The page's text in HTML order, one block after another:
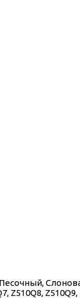
Z510Q9,